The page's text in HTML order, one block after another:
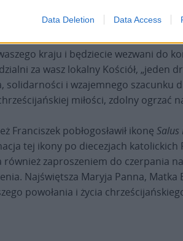
Data Deletion Data Access
całej konstrukcji. Sam Pan
(
12, 32).
kraju i będziecie wezwani do
za wasz lokalny Kościół, „jeden
solidarności i wzajemnego
miłości, zdolny ogrzać
Franciszek pobłogosławił ikonę Salus
tej ikony po diecezjach
zaproszeniem do czerpania
Najświętsza Maryja Panna,
powołania i życia